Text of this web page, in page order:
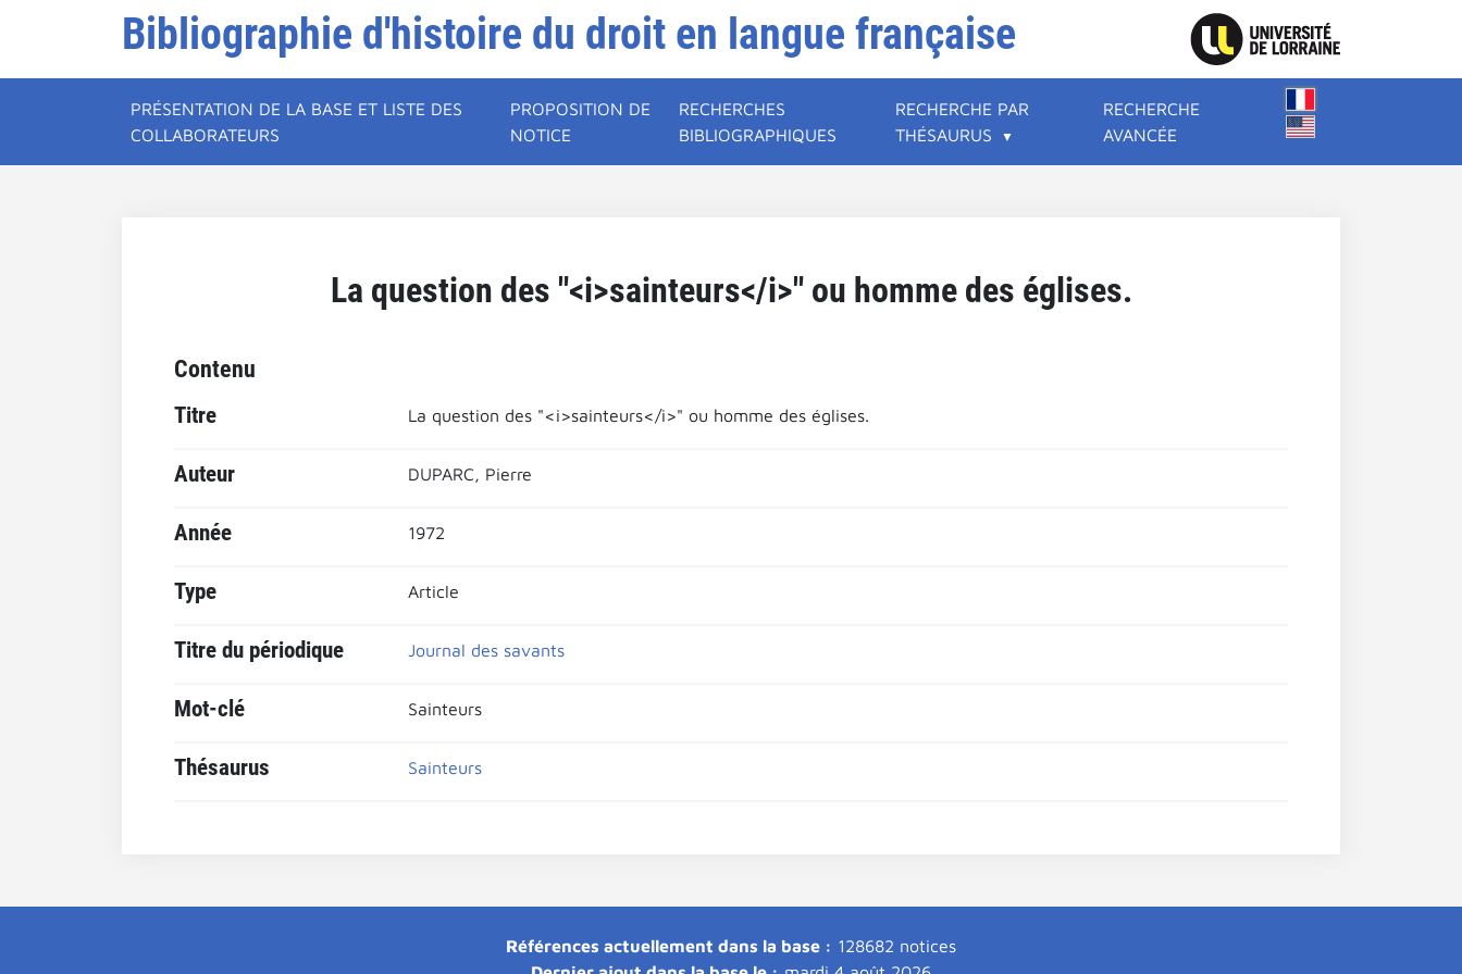
Bibliographie d'histoire du droit en langue française
PRÉSENTATION DE LA BASE ET LISTE DES
COLLABORATEURS
PROPOSITION DE
NOTICE
RECHERCHES
BIBLIOGRAPHIQUES
RECHERCHE PAR
THÉSAURUS
RECHERCHE
AVANCÉE
La question des "<i>sainteurs</i>" ou homme des églises.
Contenu
Titre La question des "<i>sainteurs</i>" ou homme des églises.
Auteur DUPARC, Pierre
Année 1972
Type Article
Titre du périodique Journal des savants
Mot-clé Sainteurs
Thésaurus Sainteurs
Références actuellement dans la base : 128682 notices